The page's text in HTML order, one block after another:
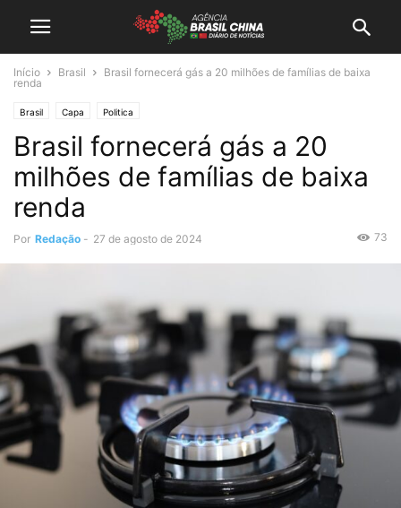
Início Brasil
Brasil fornecerá gás a 20 milhões de famílias de baixa
renda
Brasil Capa Politica
Brasil fornecerá gás a 20
milhões de famílias de baixa
renda
Por Redação - 27 de agosto de 2024 73